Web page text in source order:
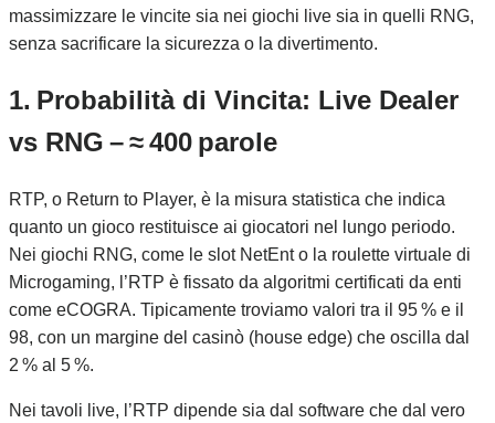
massimizzare le vincite sia nei giochi live sia in quelli RNG,
senza sacrificare la sicurezza o la divertimento.
1. Probabilità di Vincita: Live Dealer
vs RNG – ≈ 400 parole
RTP, o Return to Player, è la misura statistica che indica
quanto un gioco restituisce ai giocatori nel lungo periodo.
Nei giochi RNG, come le slot NetEnt o la roulette virtuale di
Microgaming, l’RTP è fissato da algoritmi certificati da enti
come eCOGRA. Tipicamente troviamo valori tra il 95 % e il
98, con un margine del casinò (house edge) che oscilla dal
2 % al 5 %.
Nei tavoli live, l’RTP dipende sia dal software che dal vero